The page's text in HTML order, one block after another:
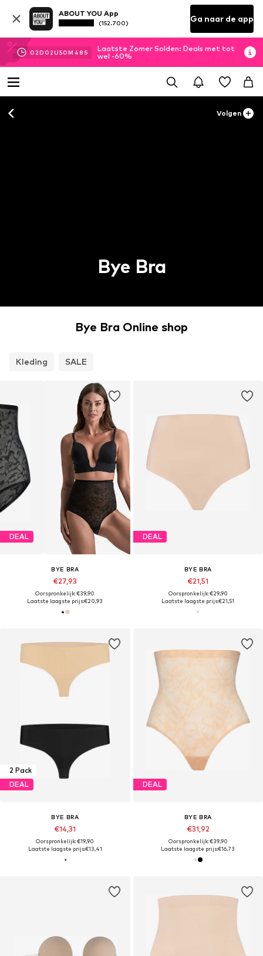
ABOUT YOU App
(152.700) Ga naar de app
02D 02U50M 47 S
Laatste Zomer Solden: Deals met tot
wel -60%
Volgen
Bye Bra
Bye Bra Online shop
Kleding SALE
DEAL
BYE BRA
€27,93
Oorspronkelijk: €39,90
Laatste laagste prijs:€20,93
DEAL
BYE BRA
€21,51
Oorspronkelijk: €29,90
Laatste laagste prijs:€21,51
2 Pack
DEAL
BYE BRA
€14,31
Oorspronkelijk: €19,90
Laatste laagste prijs:€13,41
DEAL
BYE BRA
€31,92
Oorspronkelijk: €39,90
Laatste laagste prijs:€16,73